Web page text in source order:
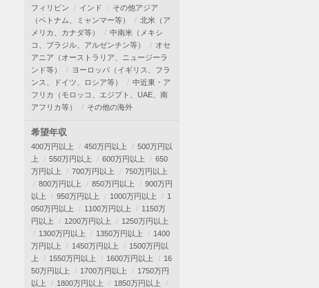
フィリピン
インド
その他アジア
（ベトナム、ミャンマー等）
北米（ア
メリカ、カナダ等）
中南米（メキシ
コ、ブラジル、アルゼンチン等）
オセ
アニア（オーストラリア、ニュージーラ
ンド等）
ヨーロッパ（イギリス、フラ
ンス、ドイツ、ロシア等）
中近東・ア
フリカ（モロッコ、エジプト、UAE、南
アフリカ等）
その他の海外
希望年収
400万円以上 450万円以上
500万円以
上
550万円以上 600万円以上
650
万円以上
700万円以上
750万円以上
800万円以上
850万円以上
900万円
以上
950万円以上 1000万円以上
1
050万円以上
1100万円以上
1150万
円以上
1200万円以上
1250万円以上
1300万円以上
1350万円以上
1400
万円以上
1450万円以上
1500万円以
上
1550万円以上 1600万円以上
16
50万円以上
1700万円以上
1750万円
以上
1800万円以上
1850万円以上